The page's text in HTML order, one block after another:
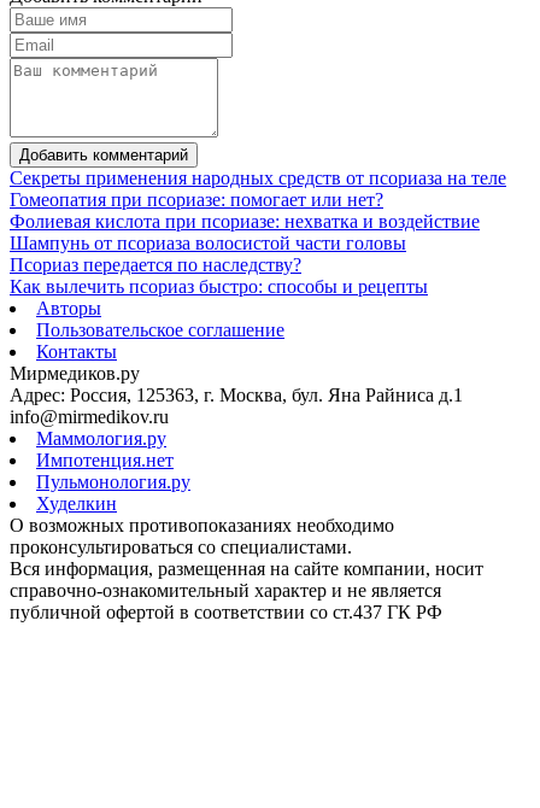
Добавить комментарий
Секреты применения народных средств от псориаза на теле
Гомеопатия при псориазе: помогает или нет?
Фолиевая кислота при псориазе: нехватка и воздействие
Шампунь от псориаза волосистой части головы
Псориаз передается по наследству?
Как вылечить псориаз быстро: способы и рецепты
Авторы
Пользовательское соглашение
Контакты
Мирмедиков.ру
Адрес: Россия, 125363, г. Москва, бул. Яна Райниса д.1
info@mirmedikov.ru
Маммология.ру
Импотенция.нет
Пульмонология.ру
Худелкин
О возможных противопоказаниях необходимо
проконсультироваться со специалистами.
Вся информация, размещенная на сайте компании, носит
справочно-ознакомительный характер и не является
публичной офертой в соответствии со ст.437 ГК РФ